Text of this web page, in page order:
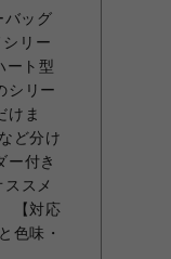
バッグ
リー
ート型
シリー
けま
ど分け
ー付き
スメ
【対応
色味・